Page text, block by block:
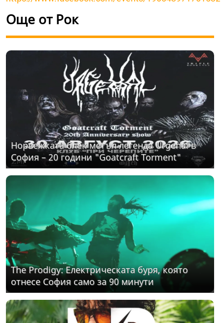
Още от Рок
Норвежката блек метъл легенда Urgehal в
София – 20 години "Goatcraft Torment"
The Prodigy: Електрическата буря, която
отнесе София само за 90 минути